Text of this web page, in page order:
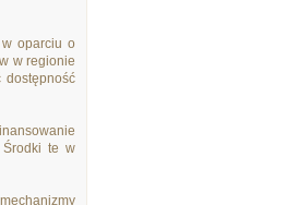
oparciu o
w regionie
dostępność
Środki te w